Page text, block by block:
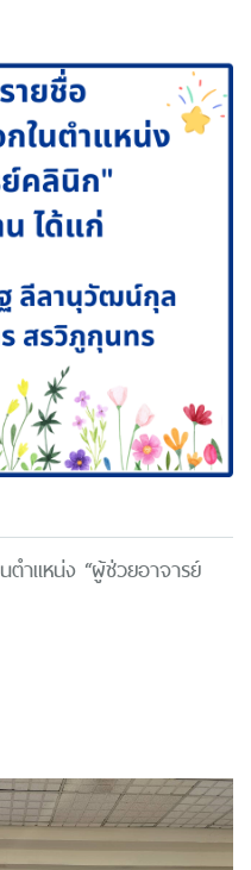
ตำแหน่ง “ผู้ช่วยอาจารย์